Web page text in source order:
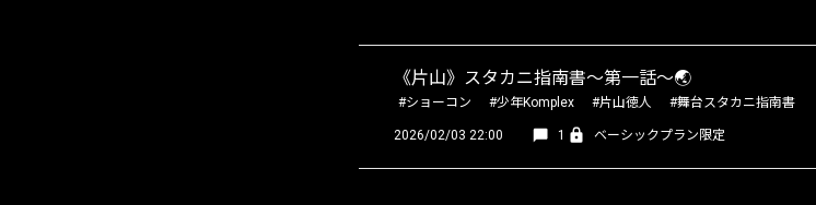
《片山》スタカニ指南書〜第一話〜🌏
#ショーコン #少年Komplex #片山徳人 #舞台スタカニ指南書
2026/02/03 22:00 1 ベーシックプラン限定